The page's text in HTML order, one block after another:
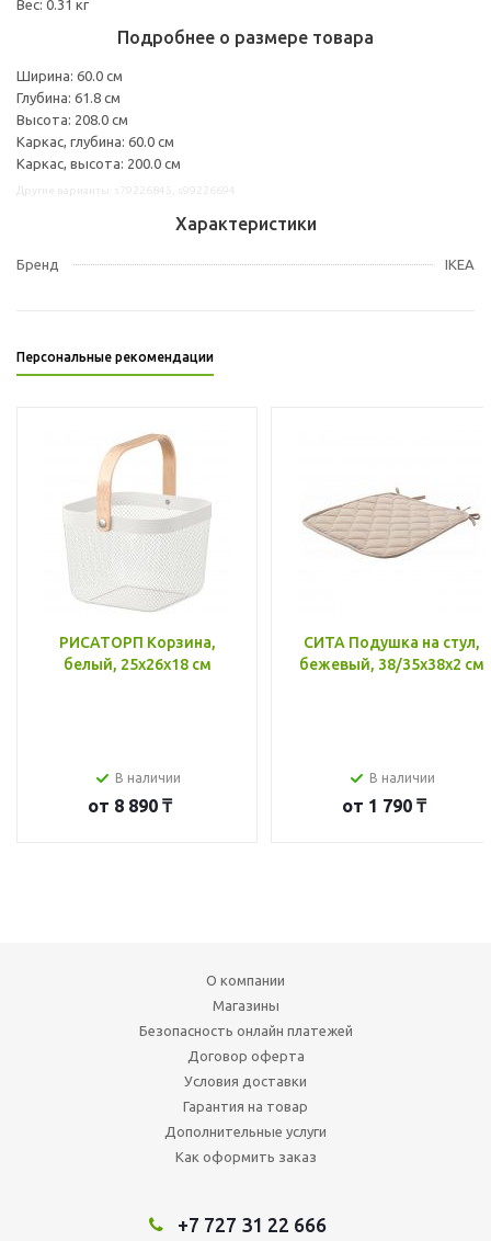
Вес: 0.31 кг
Подробнее о размере товара
Ширина: 60.0 см
Глубина: 61.8 см
Высота: 208.0 см
Каркас, глубина: 60.0 см
Каркас, высота: 200.0 см
Характеристики
Бренд IKEA
Персональные рекомендации
РИСАТОРП Корзина,
белый, 25x26x18 см
В наличии
от 8 890 ₸
СИТА Подушка на стул,
бежевый, 38/35x38x2 см
В наличии
от 1 790 ₸
О компании
Магазины
Безопасность онлайн платежей
Договор оферта
Условия доставки
Гарантия на товар
Дополнительные услуги
Как оформить заказ
+7 727 31 22 666